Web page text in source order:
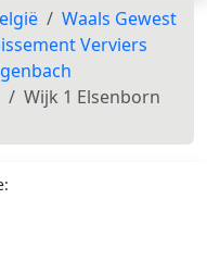
Waals Gewest
Verviers
Wijk 1 Elsenborn